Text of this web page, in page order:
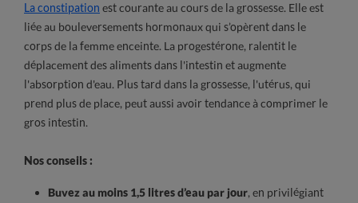
La constipation est courante au cours de la grossesse. Elle est
liée au bouleversements hormonaux qui s’opèrent dans le
corps de la femme enceinte. La progestérone, ralentit le
déplacement des aliments dans l'intestin et augmente
l'absorption d'eau. Plus tard dans la grossesse, l'utérus, qui
prend plus de place, peut aussi avoir tendance à comprimer le
gros intestin.
Nos conseils :
Buvez au moins 1,5 litres d’eau par jour, en privilégiant